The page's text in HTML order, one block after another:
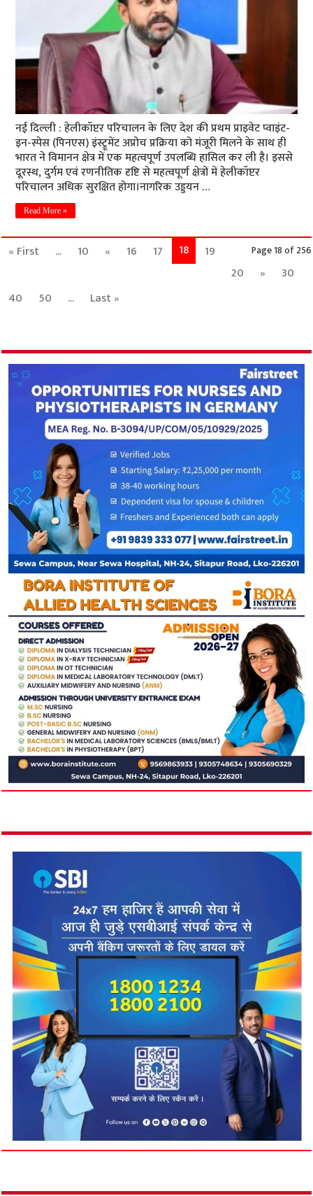
नई दिल्ली : हेलीकॉप्टर परिचालन के लिए देश की प्रथम प्राइवेट प्वाइंट-
इन-स्पेस (पिनएस) इंस्ट्रूमेंट अप्रोच प्रक्रिया को मंजूरी मिलने के साथ ही
भारत ने विमानन क्षेत्र में एक महत्वपूर्ण उपलब्धि हासिल कर ली है। इससे
दूरस्थ, दुर्गम एवं रणनीतिक दृष्टि से महत्वपूर्ण क्षेत्रों में हेलीकॉप्टर
परिचालन अधिक सुरक्षित होगा।नागरिक उड्डयन …
Read More »
Page 18 of 256
« First ... 10 « 16 17 18
19
20
»
30
40
50 ... Last »